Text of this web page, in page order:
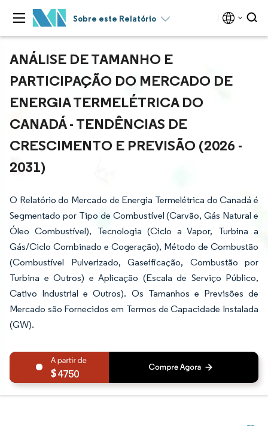
Sobre este Relatório
ANÁLISE DE TAMANHO E
PARTICIPAÇÃO DO MERCADO DE
ENERGIA TERMELÉTRICA DO
CANADÁ - TENDÊNCIAS DE
CRESCIMENTO E PREVISÃO (2026 -
2031)
O Relatório do Mercado de Energia Termelétrica do Canadá é
Segmentado por Tipo de Combustível (Carvão, Gás Natural e
Óleo Combustível), Tecnologia (Ciclo a Vapor, Turbina a
Gás/Ciclo Combinado e Cogeração), Método de Combustão
(Combustível Pulverizado, Gaseificação, Combustão por
Turbina e Outros) e Aplicação (Escala de Serviço Público,
Cativo Industrial e Outros). Os Tamanhos e Previsões de
Mercado são Fornecidos em Termos de Capacidade Instalada
(GW).
4750